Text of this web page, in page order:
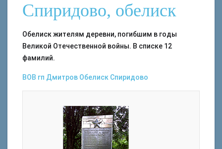
Спиридово, обелиск
Обелиск жителям деревни, погибшим в годы
Великой Отечественной войны. В списке 12
фамилий.
ВОВ гп Дмитров Обелиск Спиридово